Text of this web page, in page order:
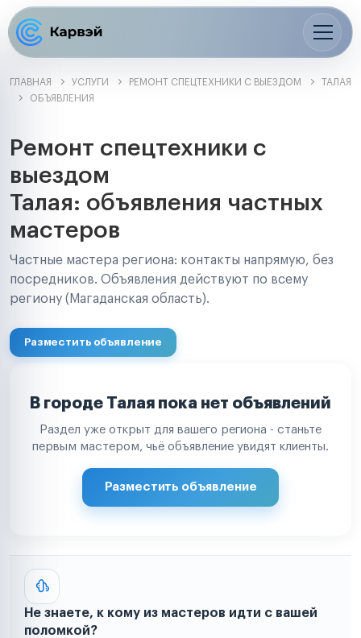
ГЛАВНАЯ УСЛУГИ РЕМОНТ СПЕЦТЕХНИКИ С ВЫЕЗДОМ
ТАЛАЯ
ОБЪЯВЛЕНИЯ
Ремонт спецтехники с
выездом
Талая: объявления частных
мастеров
Частные мастера региона: контакты напрямую, без
посредников. Объявления действуют по всему
региону (Магаданская область).
Разместить объявление
В городе Талая пока нет объявлений
Раздел уже открыт для вашего региона - станьте
первым мастером, чьё объявление увидят клиенты.
Разместить объявление
Не знаете, к кому из мастеров идти с вашей
поломкой?